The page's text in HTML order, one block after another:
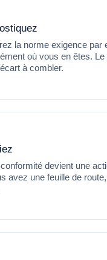
la norme exigence par
où vous en êtes. Le
à combler.
devient une
avez une feuille de